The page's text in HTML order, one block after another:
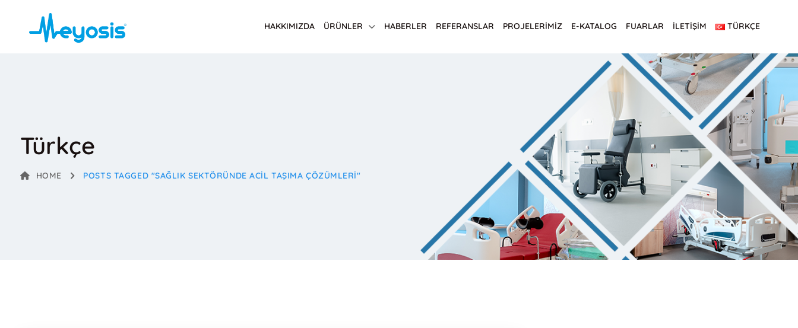
HAKKIMIZDA ÜRÜNLER HABERLER REFERANSLAR PROJELERİMİZ E-KATALOG FUARLAR İLETİŞİM TÜRKÇE
Türkçe
HOME POSTS TAGGED "SAĞLIK SEKTÖRÜNDE ACIL TAŞIMA ÇÖZÜMLERI"